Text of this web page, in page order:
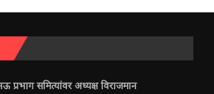
प्रभाग समित्यांवर अध्यक्ष विराजमान